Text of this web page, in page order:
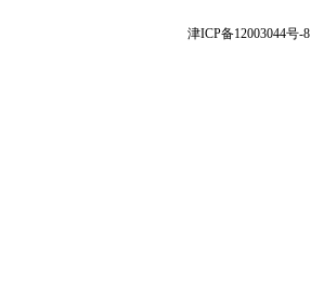
津ICP备12003044号-8